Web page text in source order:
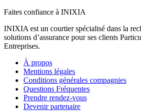
Faites confiance à INIXIA
INIXIA est un courtier spécialisé dans la
solutions d’assurance pour ses clients
Entreprises.
À propos
Mentions légales
Conditions générales compagnies
Questions Fréquentes
Prendre rendez-vous
Devenir partenaire